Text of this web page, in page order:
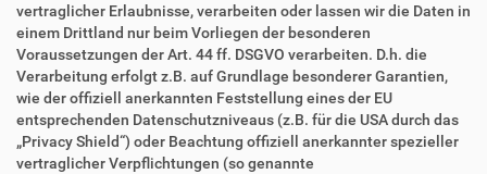
vertraglicher Erlaubnisse, verarbeiten oder lassen wir die Daten in
einem Drittland nur beim Vorliegen der besonderen
Voraussetzungen der Art. 44 ff. DSGVO verarbeiten. D.h. die
Verarbeitung erfolgt z.B. auf Grundlage besonderer Garantien,
wie der offiziell anerkannten Feststellung eines der EU
entsprechenden Datenschutzniveaus (z.B. für die USA durch das
„Privacy Shield“) oder Beachtung offiziell anerkannter spezieller
vertraglicher Verpflichtungen (so genannte